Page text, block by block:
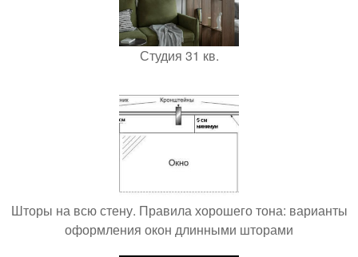
Студия 31 кв.
Шторы на всю стену. Правила хорошего тона: варианты
оформления окон длинными шторами